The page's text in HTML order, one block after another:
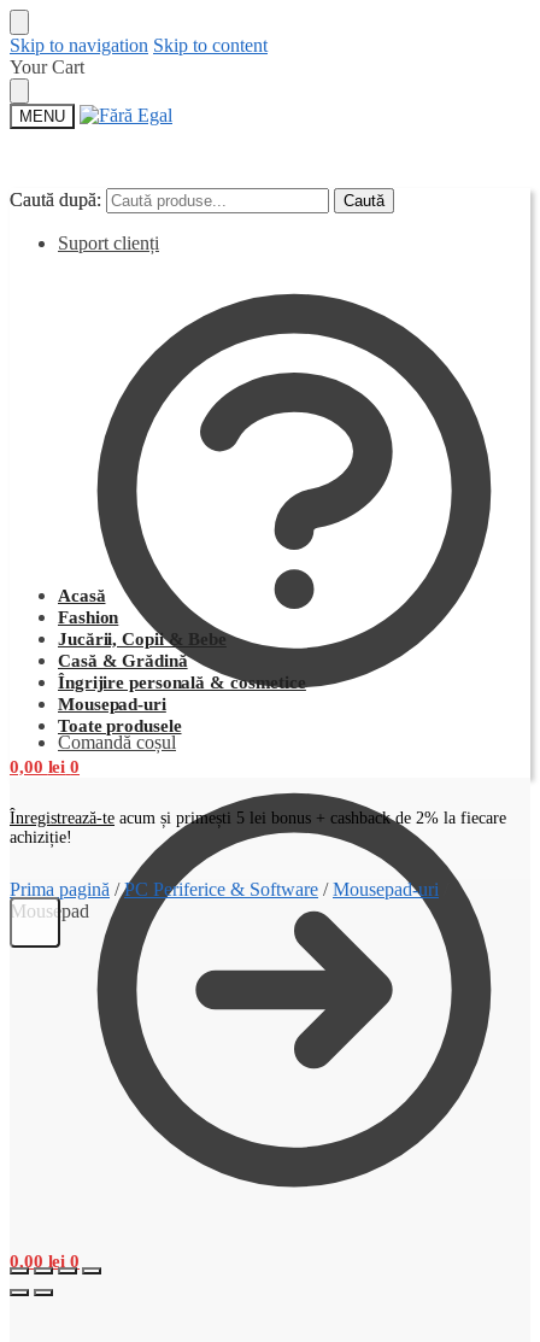
Skip to navigation Skip to content
Your Cart
MENU
Caută după: Caută
Suport clienți
Comandă coșul
0,00 lei 0
Caută după: Caută
Acasă
Fashion
Jucării, Copii & Bebe
Casă & Grădină
Îngrijire personală & cosmetice
Mousepad-uri
Toate produsele
0,00 lei 0
Înregistrează-te acum și primești 5 lei bonus + cashback de 2% la fiecare
achiziție!
Prima pagină /PC Periferice & Software /Mousepad-uri
Mousepad